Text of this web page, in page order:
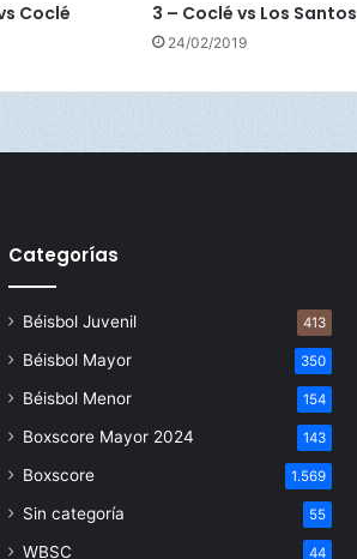
Coclé 3 – Coclé vs Los Santos
24/02/2019
Categorías
Béisbol Juvenil 413
Béisbol Mayor 350
Béisbol Menor 154
Boxscore Mayor 2024 143
Boxscore 1.569
Sin categoría 55
WBSC 44